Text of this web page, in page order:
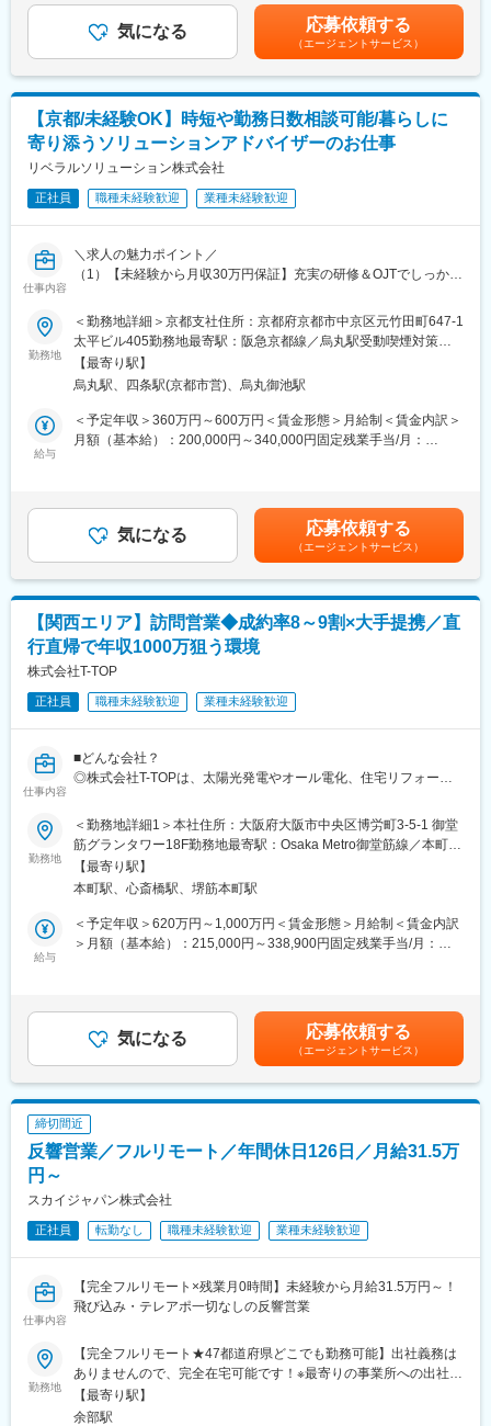
不安や疑問にも丁寧に対応します。
（4） 完了・引き渡し
最終チェックを行い、
問題がなければお引き渡し。
≪入社後は…≫
まずは 研修で商材や営業の基礎知識 を身につけた後、OJTで現場
経験を積みます。
す。
住まいは、家族の大切な場所。
その空間を守り、より良くする仕事だからこそ、誇りを持てま
す。
ただ工事を終わらせるのではなく、
“感謝されて終わる”仕事。
既存のお客様へお電話。
住まいの状態を伺い、点検の日程を調整します。
◎契約・アフターフォロー
ご契約後もフォローを通じて、さらなる信頼関係を築きます。
＼ここがポイント！／
★100%既存のお客様
新規・飛び込み一切なし！良好な関係性からスタートし、顔なじ
みのお客様に温かく迎えていただけます。
★業界注目の「新工法」をご提案
に削減できるため圧倒的に選ばれています。
★インセンティブ上限なし・即収入アップ
成果はしっかり収入に反映。初月から月収50万円以上も可能で
未経験から成長できる理由！
礼儀やマナーなど基礎からレクチャー。
▽座学研修
扱う商材の知識や売れるコツを学びます。
▽現場同行
先輩のそばで、実践を通じて契約までの流れを習得。
できることが増えると、その分インセンティブも上がります！
★圧倒的にニーズの高い商材×顔なじみのお客様への提案で、未経
験からでも「成果を出しやすい」ことが魅力！
■モデル年収：
・31歳 （入社３年目 年収6,611,358円
・35歳 (入社6年目） 年収10,805,430円
変更の範囲：会社の定める業務
インセンティブ：個人の営業成績に応じて支給。■昇給：年4回 ■
あなたの経験やスキルを最大限考慮いたします。賃金はあくまで
も目安の金額であり、選考を通じて上下する可能性があります。
月給(月額)は固定手当を含めた表記です。
気になる 応募依頼する
（エージェントサービス）
【京都/未経験OK】時短や勤務日数相談可能/暮らしに
寄り添うソリューションアドバイザーのお仕事
リベラルソリューション株式会社
正社員 職種未経験歓迎 業種未経験歓迎
仕事内容
＼求人の魅力ポイント／
（1）【未経験から月収30万円保証】充実の研修＆OJTでしっかり
（2）【高い成約率＆ニーズの高さ】3件に1件は成約！催事から
の反響多数！
（3）【社会貢献性が高い仕事】太陽光パネル設置を通じて、環境
保護や電気代削減に貢献。お客様から感謝のお言葉をいただけ
る！
■業務概要：
イントから 3件に1件は成約 に繋がるやりがいあるお仕事です。
お客様からのお問い合わせや紹介、また イオンモールなどの商業
施設での催事 を通じてアポイントを取得します。
ニーズのあるお客様とのお話が中心なので、未経験でも効率よく
提案に進めます。
（2）【訪問・具体的な提案】
アポが取れたお客様宅を訪問し、電気・ガスの使用状況やライフ
スタイルを丁寧にヒアリング。
専用のシミュレーションツールを使って、5年後・10年後の家計
や生活の変化 を“見える化”します。
も、この仕事の魅力です。
（3）【成約】
成約率は高く、訪問3件に1件のペースで契約に。
す。
早い方なら 半年～1年程度で独り立ち できるイメージです。
未経験でも安心してスタートできるサポート体制が整っていま
す。
■業務の魅力
生活を豊かにするお手伝い ができる
お客様の電力料金削減や快適な生活に直結する提案で、感謝の言
葉をもらえるやりがいがあります。
未経験でも安心
訪問販売のイメージは一切なし！
商業施設での接客スタイルや反響型営業で、初めての方でも挑戦
しやすい環境です。
■モデル年収：
・35歳 (入社6年目） 年収10,805,430円
変更の範囲：会社の定める業務
勤務地
＜勤務地詳細＞京都支社住所：京都府京都市中京区元竹田町647-1
太平ビル405勤務地最寄駅：阪急京都線／烏丸駅受動喫煙対策：
屋内全面禁煙変更の範囲：会社の定める事業所
【最寄り駅】
烏丸駅、四条駅(京都市営)、烏丸御池駅
給与
＜予定年収＞360万円～600万円＜賃金形態＞月給制＜賃金内訳＞
月額（基本給）：200,000円～340,000円固定残業手当/月：
インセンティブ：個人の営業成績に応じて支給。■昇給：年4回 ■
賞与：なし。賃金はあくまでも目安の金額であり、選考を通じて
上下する可能性があります。月給(月額)は固定手当を含めた表記で
す。
気になる 応募依頼する
（エージェントサービス）
【関西エリア】訪問営業◆成約率8～9割×大手提携／直
行直帰で年収1000万狙う環境
株式会社T-TOP
正社員 職種未経験歓迎 業種未経験歓迎
仕事内容
■どんな会社？
◎株式会社T-TOPは、太陽光発電やオール電化、住宅リフォーム
です。
◎設立から約4年という短期間で、パナソニック・三菱電機・ダイ
キン・東芝など大手メーカーや電力会社と業務提携を実現。
◎大手の信頼と自社の営業ノウハウを掛け合わせ、全国トップク
ラスの販売実績を構築しています。
◎訪問販売においては、顧客リスト・提案導線・トークスクリプ
トまで徹底的に仕組み化。感覚ではなく「売れる構造」で結果を
・既存顧客中心の住宅設備・リフォーム営業をお任せします。
・太陽光／オール電化の商材提案
・提携大手企業商材のクロージング
・契約後の社内連携
過去に取引履歴のある顧客が中心のため、飛び込みで断られ続け
場で決めてもらうこと」。環境として成約率は8～9割。売れる前
＜入社後＞
入社後2週間は座学で商品知識と営業導線をインプット。その後は
が入るため未経験でも問題ありません。
＜キャリア＞
結果を出せば即給与に反映。プレイヤーとして稼ぎ続ける道も、
勤務地
＜勤務地詳細1＞本社住所：大阪府大阪市中央区博労町3-5-1 御堂
筋グランタワー18F勤務地最寄駅：Osaka Metro御堂筋線／本町駅
受動喫煙対策：敷地内喫煙可能場所あり＜勤務地詳細2＞和歌山県
和歌山市営業エリア住所：和歌山県和歌山市 受動喫煙対策：屋内
都市 受動喫煙対策：屋内全面禁煙
【最寄り駅】
本町駅、心斎橋駅、堺筋本町駅
給与
＜予定年収＞620万円～1,000万円＜賃金形態＞月給制＜賃金内訳
＞月額（基本給）：215,000円～338,900円固定残業手当/月：
です。詳細は、経歴などにより決定します。※入社後約4～6ヵ月
までは、インセンティブ代わりに調整手当を別途支給※想定年収の
上限は実績に応じて変動いたします■残業手当：有賃金はあくまで
も目安の金額であり、選考を通じて上下する可能性があります。
月給(月額)は固定手当を含めた表記です。
気になる 応募依頼する
（エージェントサービス）
締切間近
反響営業／フルリモート／年間休日126日／月給31.5万
円～
スカイジャパン株式会社
正社員 転勤なし 職種未経験歓迎 業種未経験歓迎
仕事内容
【完全フルリモート×残業月0時間】未経験から月給31.5万円～！
飛び込み・テレアポ一切なしの反響営業
勤務地
【完全フルリモート★47都道府県どこでも勤務可能】出社義務は
ありませんので、完全在宅可能です！※最寄りの事業所への出社を
希望される場合はご相談ください＜本社＞兵庫県姫路市東夢前台
3-62└JR姫新線「播磨高岡駅」より車で5分└「余部駅」より車で
【最寄り駅】
余部駅